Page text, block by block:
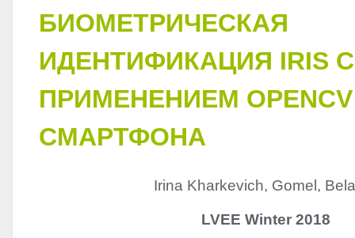
БИОМЕТРИЧЕСКАЯ
ИДЕНТИФИКАЦИЯ IRIS С
ПРИМЕНЕНИЕМ
СМАРТФОНА
Irina Kharkevich, Gomel,
LVEE Winter 2018